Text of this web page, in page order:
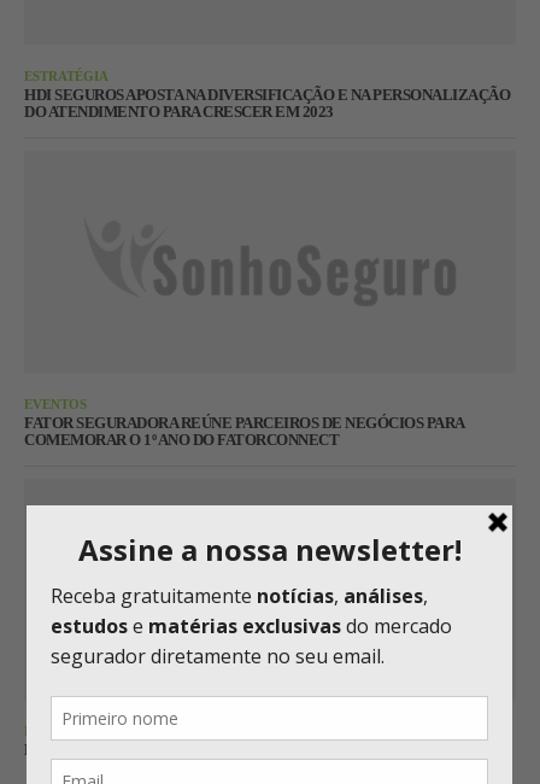
ESTRATÉGIA
HDI SEGUROS APOSTA NA DIVERSIFICAÇÃO E NA PERSONALIZAÇÃO
DO ATENDIMENTO PARA CRESCER EM 2023
EVENTOS
FATOR SEGURADORA REÚNE PARCEIROS DE NEGÓCIOS PARA
COMEMORAR O 1º ANO DO FATORCONNECT
MAPFRE ASSISTÊNCIA AGORA É MAWDY